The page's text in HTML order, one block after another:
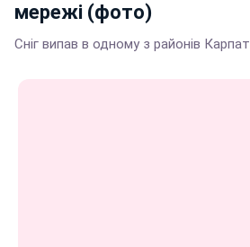
мережі (фото)
Сніг випав в одному з районів Карпат